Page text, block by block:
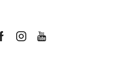
FacebookInstagramYoutube